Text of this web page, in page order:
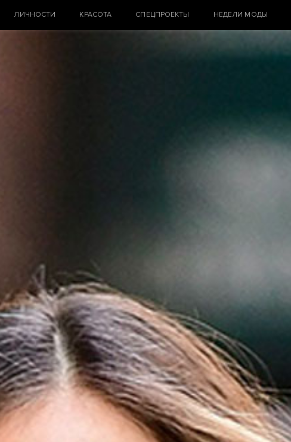
ЛИЧНОСТИ КРАСОТА СПЕЦПРОЕКТЫ НЕДЕЛИ МОДЫ